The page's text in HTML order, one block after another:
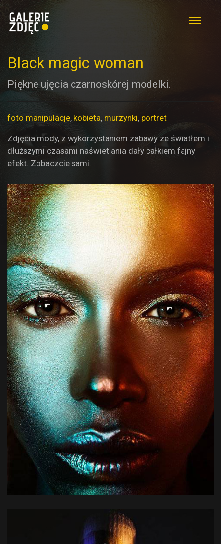
Black magic woman
Piękne ujęcia czarnoskórej modelki.
foto manipulacje, kobieta, murzynki, portret
Zdjęcia mody, z wykorzystaniem zabawy ze światłem i
dłuższymi czasami naświetlania dały całkiem fajny
efekt. Zobaczcie sami.